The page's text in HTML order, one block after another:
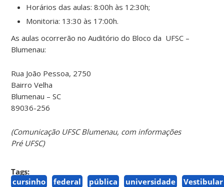
Horários das aulas: 8:00h às 12:30h;
Monitoria: 13:30 às 17:00h.
As aulas ocorrerão no Auditório do Bloco da UFSC –
Blumenau:
Rua João Pessoa, 2750
Bairro Velha
Blumenau – SC
89036-256
(Comunicação UFSC Blumenau, com informações
Pré UFSC)
Tags:
cursinho
federal pública universidade Vestibular